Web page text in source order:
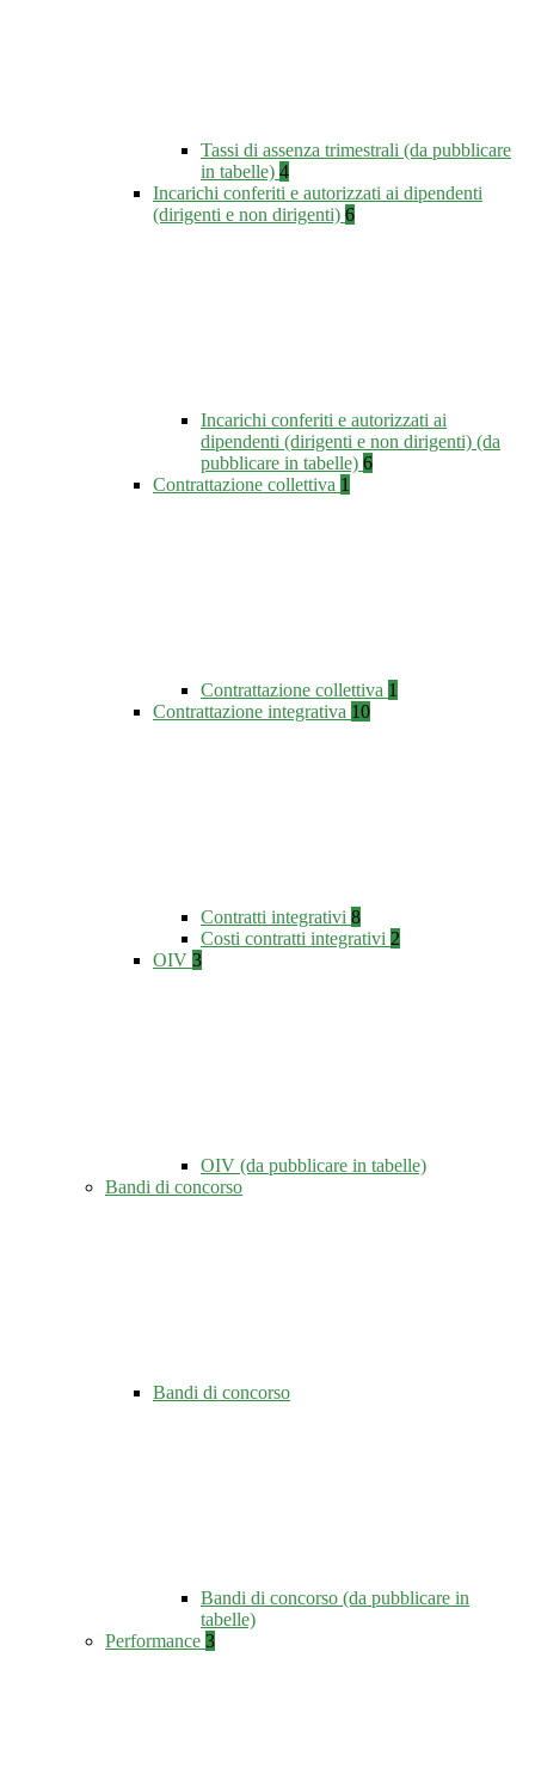
Tassi di assenza trimestrali (da pubblicare
in tabelle) 4
Incarichi conferiti e autorizzati ai dipendenti
(dirigenti e non dirigenti) 6
Incarichi conferiti e autorizzati ai
dipendenti (dirigenti e non dirigenti) (da
pubblicare in tabelle) 6
Contrattazione collettiva 1
Contrattazione collettiva 1
Contrattazione integrativa 10
Contratti integrativi 8
Costi contratti integrativi 2
OIV 3
OIV (da pubblicare in tabelle)
Bandi di concorso
Bandi di concorso
Bandi di concorso (da pubblicare in
tabelle)
Performance 3